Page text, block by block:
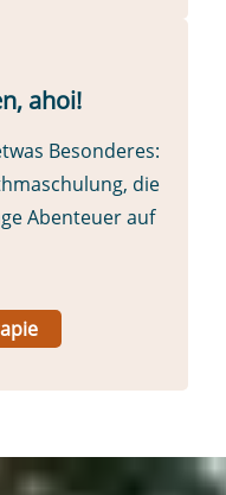
ahoi!
Besonderes:
die
Abenteuer auf